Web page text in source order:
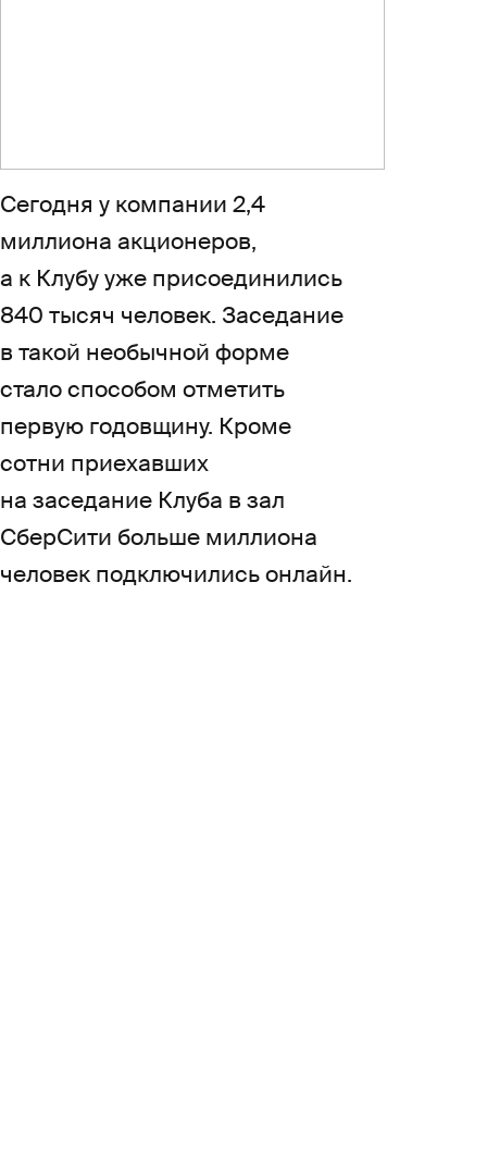
Сегодня у компании 2,4
миллиона акционеров,
а к Клубу уже присоединились
840 тысяч человек. Заседание
в такой необычной форме
стало способом отметить
первую годовщину. Кроме
сотни приехавших
на заседание Клуба в зал
СберСити больше миллиона
человек подключились онлайн.